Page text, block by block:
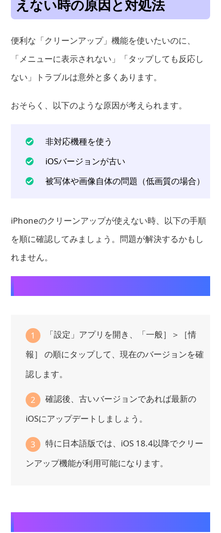
えない時の原因と対処法
便利な「クリーンアップ」機能を使いたいのに、
「メニューに表示されない」「タップしても反応し
ない」トラブルは意外と多くあります。
おそらく、以下のような原因が考えられます。
非対応機種を使う
iOSバージョンが古い
被写体や画像自体の問題（低画質の場合）
iPhoneのクリーンアップが使えない時、以下の手順
を順に確認してみましょう。問題が解決するかもし
れません。
1
「設定」アプリを開き、「一般］＞［情
報］ の順にタップして、現在のバージョンを確
認します。
2
確認後、古いバージョンであれば最新の
iOSにアップデートしましょう。
3
特に日本語版では、iOS 18.4以降でクリー
ンアップ機能が利用可能になります。